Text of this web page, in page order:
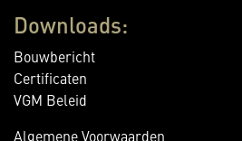
Downloads:
Bouwbericht
Certificaten
VGM Beleid